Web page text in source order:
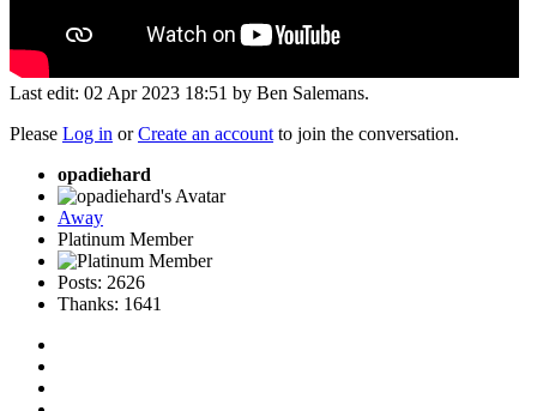
Last edit: 02 Apr 2023 18:51 by Ben Salemans.
Please Log in orCreate an account to join the conversation.
opadiehard
Away
Platinum Member
Posts: 2626
Thanks: 1641